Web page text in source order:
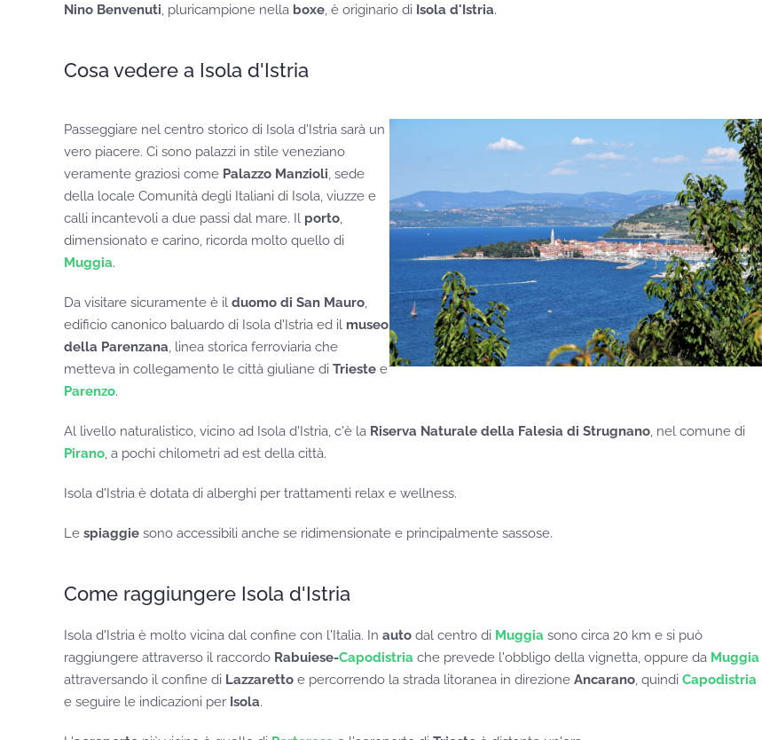
Nino Benvenuti, pluricampione nella boxe, è originario di Isola d'Istria.
Cosa vedere a Isola d'Istria
Passeggiare nel centro storico di Isola d'Istria sarà un
vero piacere. Ci sono palazzi in stile veneziano
veramente graziosi come Palazzo Manzioli, sede
della locale Comunità degli Italiani di Isola, viuzze e
calli incantevoli a due passi dal mare. Il porto,
dimensionato e carino, ricorda molto quello di
Muggia.
Da visitare sicuramente è il duomo di San Mauro,
edificio canonico baluardo di Isola d'Istria ed il museo
della Parenzana, linea storica ferroviaria che
metteva in collegamento le città giuliane di Trieste e
Parenzo.
Al livello naturalistico, vicino ad Isola d'Istria, c'è la Riserva Naturale della Falesia di Strugnano, nel comune di
Pirano, a pochi chilometri ad est della città.
Isola d'Istria è dotata di alberghi per trattamenti relax e wellness.
Le spiaggie sono accessibili anche se ridimensionate e principalmente sassose.
Come raggiungere Isola d'Istria
Isola d'Istria è molto vicina dal confine con l'Italia. In auto dal centro di Muggia sono circa 20 km e si può
raggiungere attraverso il raccordo Rabuiese-Capodistria che prevede l'obbligo della vignetta, oppure da Muggia
attraversando il confine di Lazzaretto e percorrendo la strada litoranea in direzione Ancarano, quindi Capodistria
e seguire le indicazioni per Isola.